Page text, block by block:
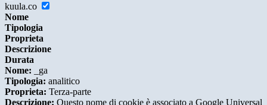
kuula.co
Nome
Tipologia
Proprieta
Descrizione
Durata
Nome: _ga
Tipologia: analitico
Proprieta: Terza-parte
Descrizione: Questo nome di cookie è associato a Google Universal